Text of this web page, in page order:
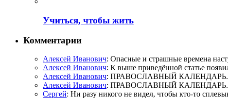
Учиться, чтобы жить
Комментарии
Алексей Иванович: Опасные и страшные времена
Алексей Иванович: К выше приведённой статье
Алексей Иванович: ПРАВОСЛАВНЫЙ КАЛЕНДАРЬ. 1
Алексей Иванович: ПРАВОСЛАВНЫЙ КАЛЕНДАРЬ. 2
Сергей: Ни разу никого не видел, чтобы кто-то